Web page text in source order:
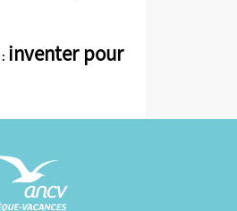
: inventer pour